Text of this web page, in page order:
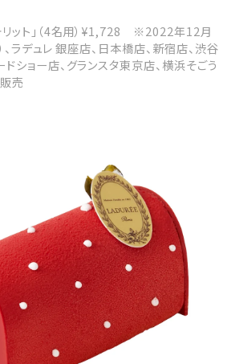
ォリット」（4名用）¥1,728 ※2022年12月
、ラデュレ 銀座店、日本橋店、新宿店、渋谷
ショー店、グランスタ東京店、横浜そごう
売